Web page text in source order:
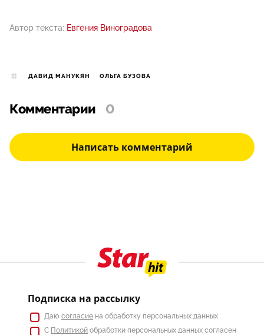
Автор текста: Евгения Виноградова
ДАВИД МАНУКЯН ОЛЬГА БУЗОВА
Комментарии 0
Написать комментарий
Подписка на рассылку
Даю согласие на обработку персональных данных
С Политикой обработки персональных данных согласен